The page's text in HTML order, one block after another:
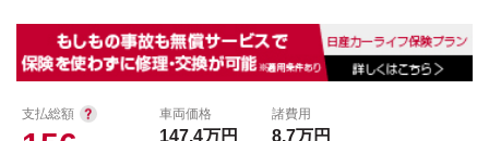
支払総額 車両価格
147.4万円
諸費用
8.7万円